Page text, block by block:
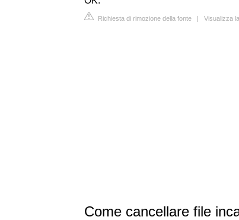
Richiesta di rimozione della fonte | Visualizza
Come cancellare file